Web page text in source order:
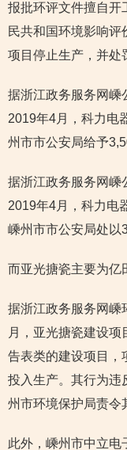
报批环评文件擅自开
民共和国环境影响评
项目停止生产，并处
据浙江政务服务网嵊
2019年4月，科力电
州市市公安局给予
据浙江政务服务网嵊
2019年4月，科力电
嵊州市市公安局处以
而亚光搪瓷主要为亿
据浙江政务服务网嵊
月，亚光搪瓷建设
告表类的建设项目，
投入生产。其行为违
州市环境保护局责令
此外，嵊州市中立电